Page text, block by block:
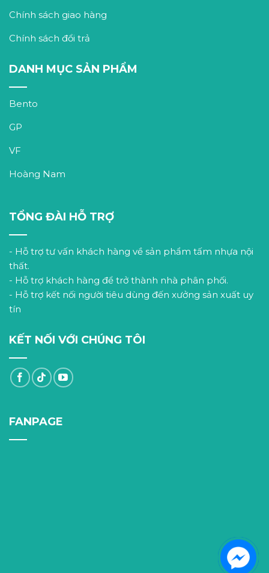
Chính sách giao hàng
Chính sách đổi trả
DANH MỤC SẢN PHẨM
Bento
GP
VF
Hoàng Nam
TỔNG ĐÀI HỖ TRỢ
- Hỗ trợ tư vấn khách hàng về sản phẩm tấm nhựa nội
thất.
- Hỗ trợ khách hàng để trở thành nhà phân phối.
- Hỗ trợ kết nối người tiêu dùng đến xưởng sản xuất uy
tín
KẾT NỐI VỚI CHÚNG TÔI
FANPAGE